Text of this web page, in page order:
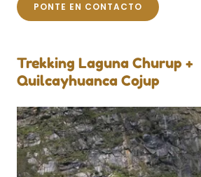
PONTE EN CONTACTO
Trekking Laguna Churup +
Quilcayhuanca Cojup